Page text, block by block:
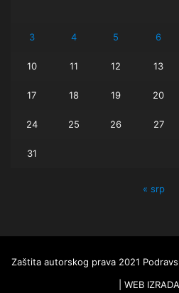
3 4 5 6
10 11 12 13
17 18 19 20
24 25 26 27
31
« srp
Zaštita autorskog prava 2021
| WEB